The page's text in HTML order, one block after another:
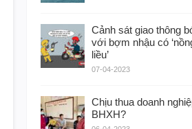
Cảnh sát giao thông
với bợm nhậu có
liều’
07-04-2023
Chịu thua doanh
BHXH?